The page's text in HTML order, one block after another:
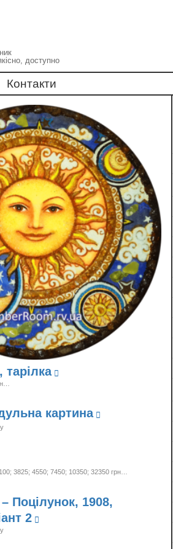
доступно
Контакти
тарілка
картина
3825; 4550; 7450; 10350; 32350 грн…
Поцілунок, 1908,
2